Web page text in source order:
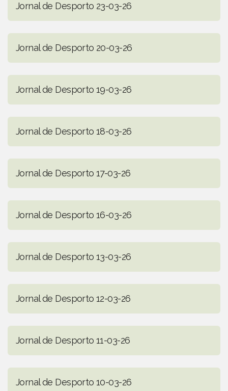
Jornal de Desporto 23-03-26
Jornal de Desporto 20-03-26
Jornal de Desporto 19-03-26
Jornal de Desporto 18-03-26
Jornal de Desporto 17-03-26
Jornal de Desporto 16-03-26
Jornal de Desporto 13-03-26
Jornal de Desporto 12-03-26
Jornal de Desporto 11-03-26
Jornal de Desporto 10-03-26